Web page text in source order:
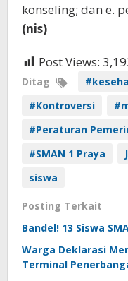
konseling; dan e.
(nis)
Post Views:
Ditag
#Kontroversi
#Peraturan
#SMAN 1 Praya
siswa
Posting Terkait
Bandel! 13 Siswa
Warga Deklarasi
Terminal